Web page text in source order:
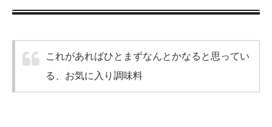
これがあればひとまずなんとかなると思ってい
る、お気に入り調味料